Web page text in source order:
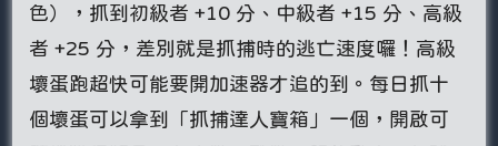
色），抓到初級者 +10 分、中級者 +15 分、高級
者 +25 分，差別就是抓捕時的逃亡速度囉！高級
壞蛋跑超快可能要開加速器才追的到。每日抓十
個壞蛋可以拿到「抓捕達人寶箱」一個，開啟可